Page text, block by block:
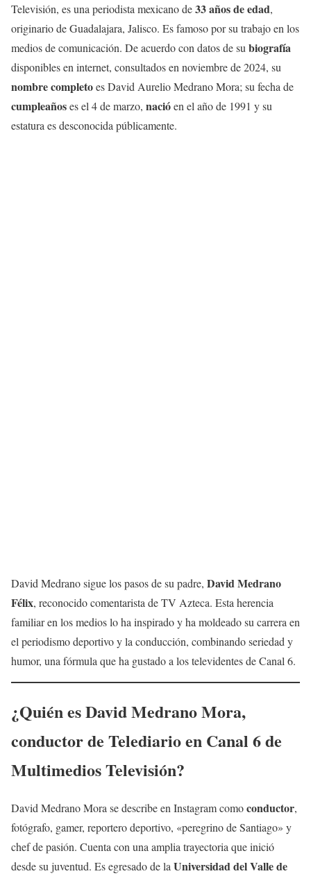
Televisión, es una periodista mexicano de33 años de edad,
originario de Guadalajara, Jalisco. Es famoso por su trabajo en los
medios de comunicación. De acuerdo con datos de su biografía
disponibles en internet, consultados en noviembre de 2024, su
nombrecompletoes David Aurelio Medrano Mora; su fecha de
cumpleañoses el 4 de marzo, nacióen el año de 1991 y su
estatura es desconocida públicamente.
David Medrano sigue los pasos de su padre, David Medrano
Félix, reconocido comentarista de TV Azteca. Esta herencia
familiar en los medios lo ha inspirado y ha moldeado su carrera en
el periodismo deportivo y la conducción, combinando seriedad y
humor, una fórmula que ha gustado a los televidentes de Canal 6.
¿Quién esDavid MedranoMora,
conductor de Telediario en Canal 6de
Multimedios Televisión?
David Medrano Mora se describe en Instagram comoconductor,
fotógrafo, gamer, reportero deportivo, «peregrino de Santiago» y
chef de pasión. Cuenta con una amplia trayectoria que inició
desde su juventud. Es egresado de la Universidad del Valle de